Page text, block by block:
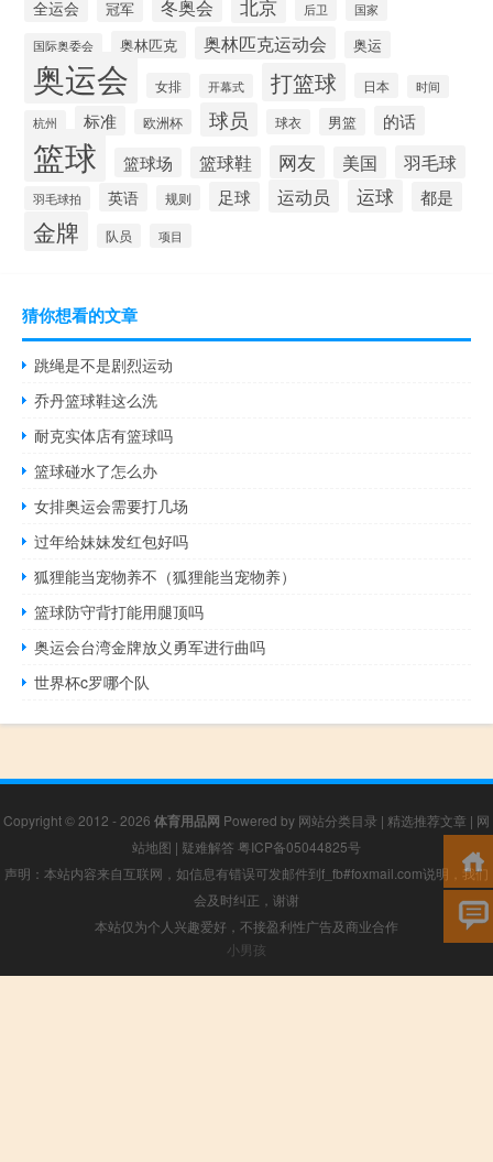
全运会 冠军 冬奥会 北京 后卫 国家
国际奥委会 奥林匹克 奥林匹克运动会 奥运
奥运会 女排 开幕式 打篮球 日本 时间
杭州 标准 欧洲杯 球员 球衣 男篮 的话
篮球 篮球场 篮球鞋 网友 美国 羽毛球
羽毛球拍 英语 规则 足球 运动员 运球 都是
金牌 队员 项目
猜你想看的文章
跳绳是不是剧烈运动
乔丹篮球鞋这么洗
耐克实体店有篮球吗
篮球碰水了怎么办
女排奥运会需要打几场
过年给妹妹发红包好吗
狐狸能当宠物养不（狐狸能当宠物养）
篮球防守背打能用腿顶吗
奥运会台湾金牌放义勇军进行曲吗
世界杯c罗哪个队
Copyright © 2012 - 2026 体育用品网 Powered by 网站分类目录 | 精选推荐文章 | 网
站地图 | 疑难解答 粤ICP备05044825号
声明：本站内容来自互联网，如信息有错误可发邮件到f_fb#foxmail.com说明，我们
会及时纠正，谢谢
本站仅为个人兴趣爱好，不接盈利性广告及商业合作
小男孩